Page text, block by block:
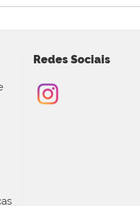
Redes Sociais